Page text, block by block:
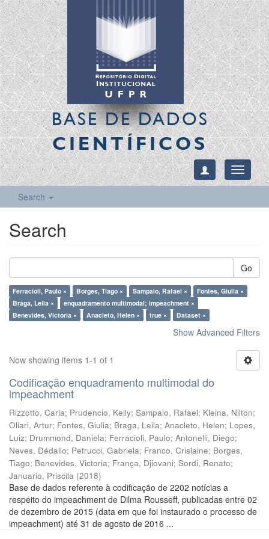
BASE DE DADOS
CIENTÍFICOS
Toggle
Search
Search
Go
Ferracioli, Paulo × Borges, Tiago × Sampaio, Rafael ×
Fontes, Giulia ×
Braga, Leila ×
enquadramento multimodal; impeachment ×
Benevides, Victoria ×
Anacleto, Helen × true × Dataset ×
Show Advanced Filters
Now showing items 1-1 of 1
Codificação enquadramento multimodal do
impeachment
Rizzotto, Carla; Prudencio, Kelly; Sampaio, Rafael; Kleina, Nilton;
Oliari, Artur; Fontes, Giulia; Braga, Leila; Anacleto, Helen; Lopes,
Luiz; Drummond, Daniela; Ferracioli, Paulo; Antonelli, Diego;
Neves, Dédallo; Petrucci, Gabriela; Franco, Crislaine; Borges,
Tiago; Benevides, Victoria; França, Djiovani; Sordi, Renato;
Januario, Priscila (2018)
Base de dados referente à codificação de 2202 notícias a
respeito do impeachment de Dilma Rousseff, publicadas entre 02
de dezembro de 2015 (data em que foi instaurado o processo de
impeachment) até 31 de agosto de 2016 ...